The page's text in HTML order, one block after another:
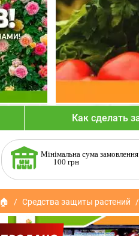
Как сделать
Мінімальна сума
100 грн
🏠 Средства защиты растений